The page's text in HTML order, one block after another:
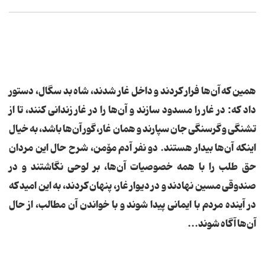
همین که آن‌ها فرار کردند و داخل غار شدند، شاه بد سگال، دستور
داد که: در غار را مسدود سازند و آن‌ها را در غار زندانی کنند، تا از
تشنگی و گرسنگی جان سپارند و همان غار، گور آن‌ها باشد، به خیال
اینکه آن‌ها بیدار هستند. دو نفر آدم مۆمن، شرح حال این مردان
حق طلب را با همه خصوصیات آن‌ها، بر لوحی نگاشتند و در
صندوقی مسین نهادند و در دیوار غار، پنهان کردند، به این امید که
در آینده مردم با ایمانی پیدا شوند و با خواندن آن مطالب، از حال
آن‌ها آگاه شوند...